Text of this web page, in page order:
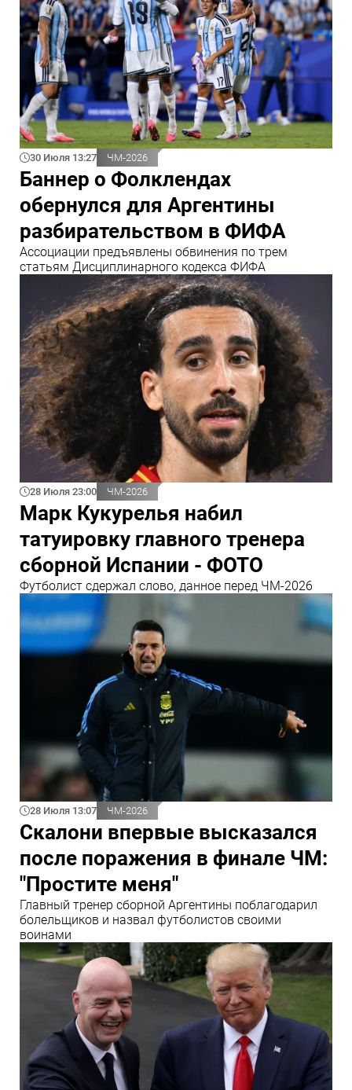
30 Июля 13:27 ЧМ-2026
Баннер о Фолклендах
обернулся для Аргентины
разбирательством в ФИФА
Ассоциации предъявлены обвинения по трем
статьям Дисциплинарного кодекса ФИФА
28 Июля 23:00 ЧМ-2026
Марк Кукурелья набил
татуировку главного тренера
сборной Испании - ФОТО
Футболист сдержал слово, данное перед ЧМ-2026
28 Июля 13:07 ЧМ-2026
Скалони впервые высказался
после поражения в финале ЧМ:
"Простите меня"
Главный тренер сборной Аргентины поблагодарил
болельщиков и назвал футболистов своими
воинами